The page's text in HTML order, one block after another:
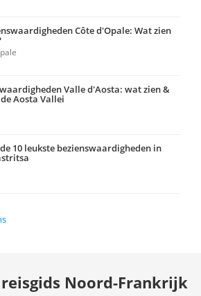
Côte d'Opale: Wat zien
Valle d'Aosta: wat zien &
Aosta Vallei
10 leukste bezienswaardigheden in
Noord-Frankrijk